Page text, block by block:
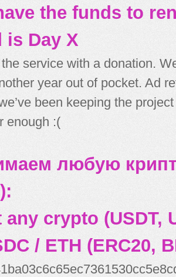
the funds to
is Day X
service with a donation.
year out of pocket. Ad
been keeping the
enough :(
любую
any crypto (USDT,
/ ETH (ERC20,